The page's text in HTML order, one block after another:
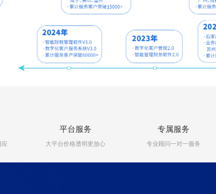
应
平台服务
大平台价格透明更放心
专属服务
专业顾问一对一服务